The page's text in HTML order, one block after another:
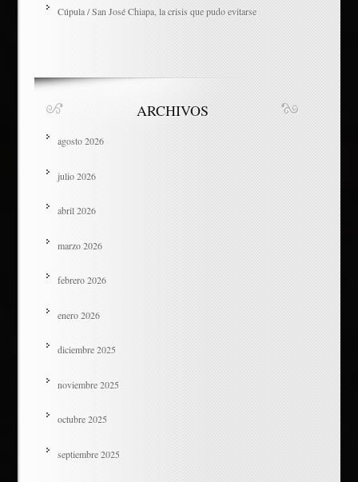
Cúpula / San José Chiapa, la crisis que pudo evitarse
ARCHIVOS
agosto 2026
julio 2026
abril 2026
marzo 2026
febrero 2026
enero 2026
diciembre 2025
noviembre 2025
octubre 2025
septiembre 2025